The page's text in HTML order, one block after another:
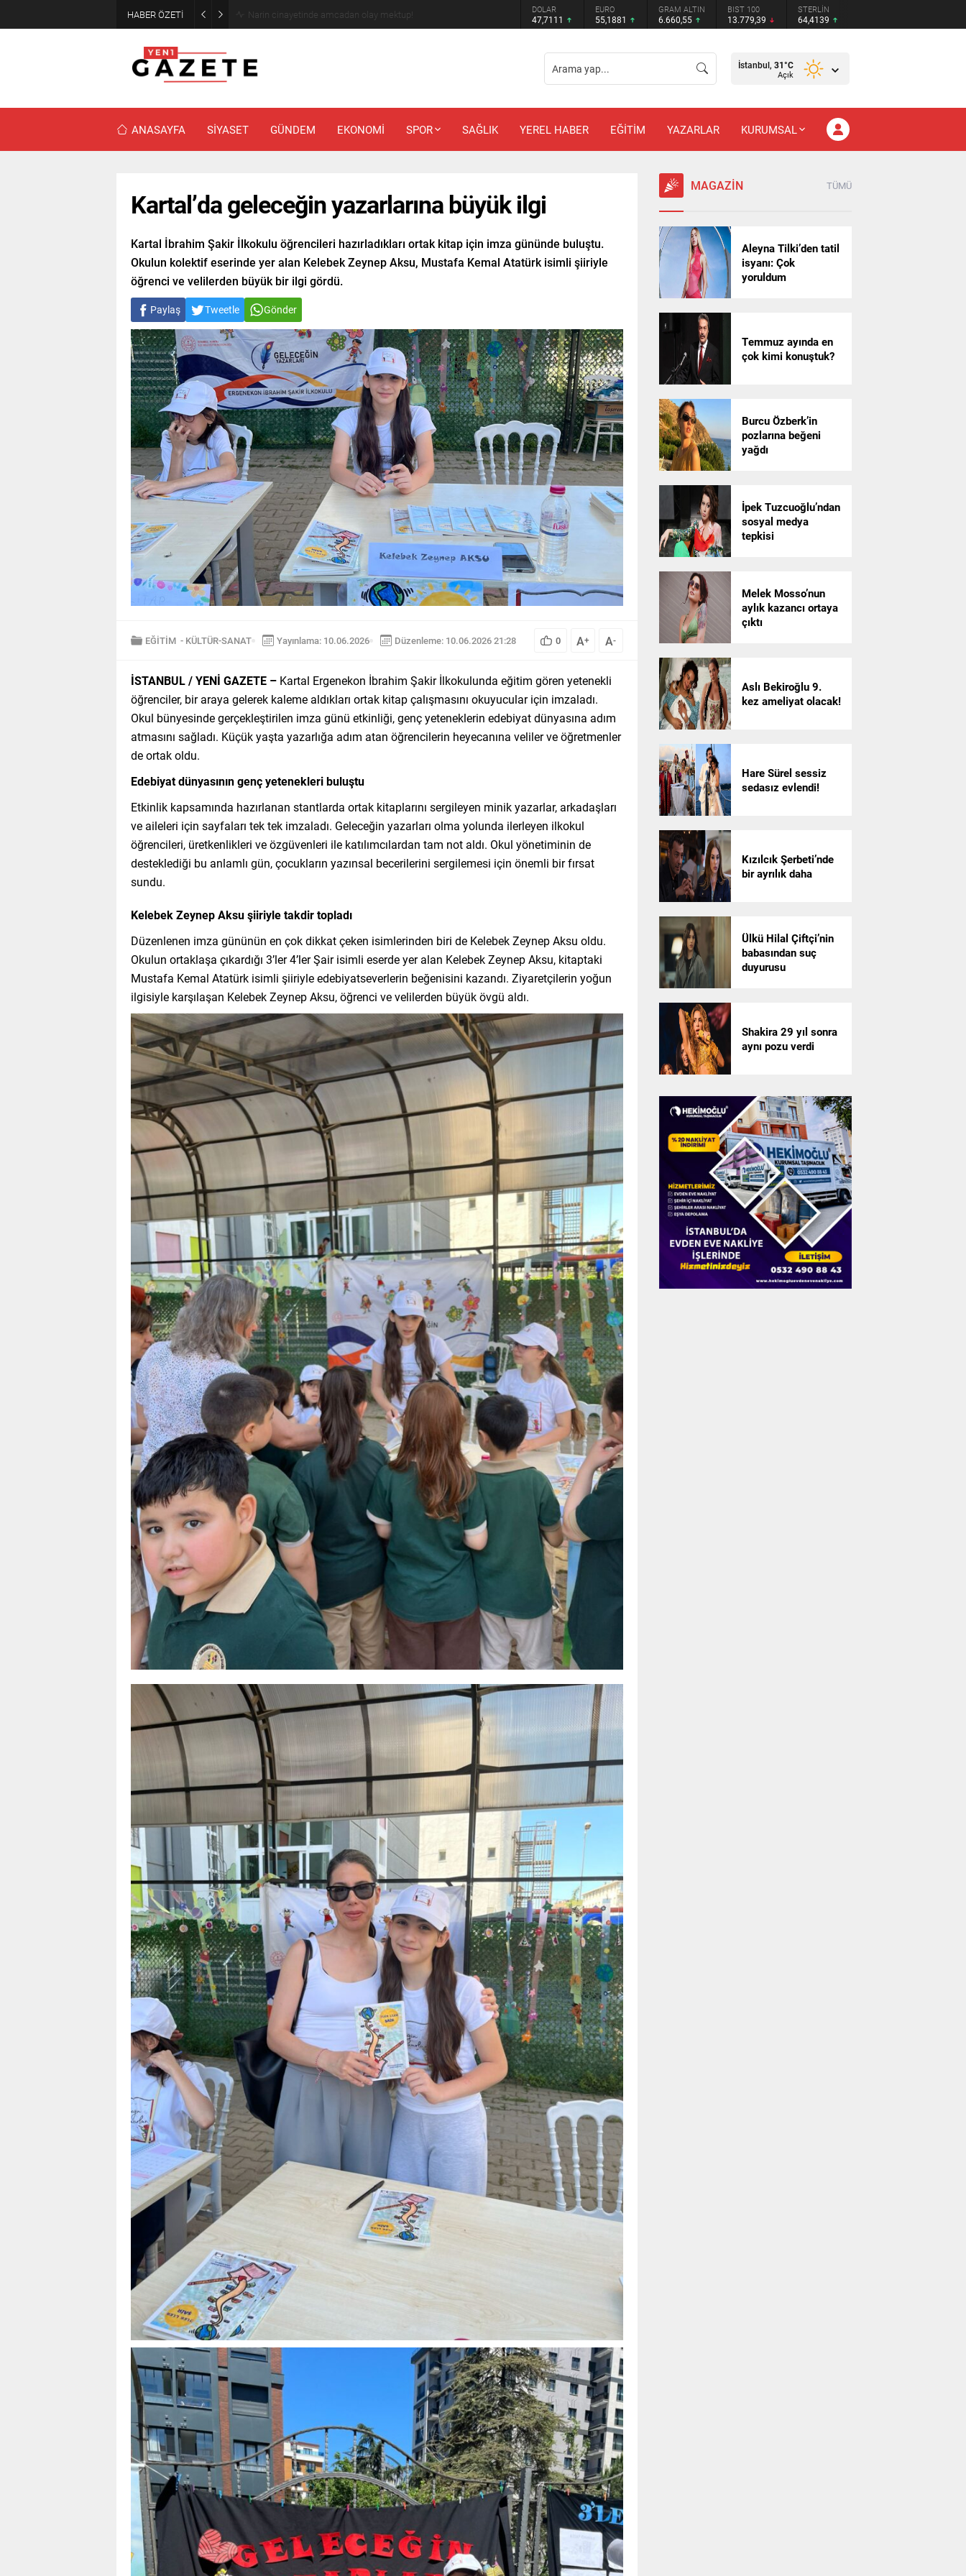
HABER ÖZETİ Narin cinayetinde amcadan olay mektup! DOLAR
47,7111
EURO
55,1881
GRAM ALTIN
6.660,55
BIST 100
13.779,39
STERLİN
64,4139
İstanbul, 31°C
Açık
ANASAYFA SİYASET GÜNDEM EKONOMİ SPOR SAĞLIK YEREL HABER EĞİTİM YAZARLAR KURUMSAL
Kartal’da geleceğin yazarlarına büyük ilgi
Kartal İbrahim Şakir İlkokulu öğrencileri hazırladıkları ortak kitap için imza gününde buluştu.
Okulun kolektif eserinde yer alan Kelebek Zeynep Aksu, Mustafa Kemal Atatürk isimli şiiriyle
öğrenci ve velilerden büyük bir ilgi gördü.
Paylaş Tweetle Gönder
EĞİTİM - KÜLTÜR-SANAT Yayınlama: 10.06.2026 Düzenleme: 10.06.2026 21:28 0 A+ A-
İSTANBUL / YENİ GAZETE – Kartal Ergenekon İbrahim Şakir İlkokulunda eğitim gören yetenekli
öğrenciler, bir araya gelerek kaleme aldıkları ortak kitap çalışmasını okuyucular için imzaladı.
Okul bünyesinde gerçekleştirilen imza günü etkinliği, genç yeteneklerin edebiyat dünyasına adım
atmasını sağladı. Küçük yaşta yazarlığa adım atan öğrencilerin heyecanına veliler ve öğretmenler
de ortak oldu.
Edebiyat dünyasının genç yetenekleri buluştu
Etkinlik kapsamında hazırlanan stantlarda ortak kitaplarını sergileyen minik yazarlar, arkadaşları
ve aileleri için sayfaları tek tek imzaladı. Geleceğin yazarları olma yolunda ilerleyen ilkokul
öğrencileri, üretkenlikleri ve özgüvenleri ile katılımcılardan tam not aldı. Okul yönetiminin de
desteklediği bu anlamlı gün, çocukların yazınsal becerilerini sergilemesi için önemli bir fırsat
sundu.
Kelebek Zeynep Aksu şiiriyle takdir topladı
Düzenlenen imza gününün en çok dikkat çeken isimlerinden biri de Kelebek Zeynep Aksu oldu.
Okulun ortaklaşa çıkardığı 3’ler 4’ler Şair isimli eserde yer alan Kelebek Zeynep Aksu, kitaptaki
Mustafa Kemal Atatürk isimli şiiriyle edebiyatseverlerin beğenisini kazandı. Ziyaretçilerin yoğun
ilgisiyle karşılaşan Kelebek Zeynep Aksu, öğrenci ve velilerden büyük övgü aldı.
MAGAZİN TÜMÜ
Aleyna Tilki’den tatil
isyanı: Çok
yoruldum
Temmuz ayında en
çok kimi konuştuk?
Burcu Özberk’in
pozlarına beğeni
yağdı
İpek Tuzcuoğlu’ndan
sosyal medya
tepkisi
Melek Mosso’nun
aylık kazancı ortaya
çıktı
Aslı Bekiroğlu 9.
kez ameliyat olacak!
Hare Sürel sessiz
sedasız evlendi!
Kızılcık Şerbeti’nde
bir ayrılık daha
Ülkü Hilal Çiftçi’nin
babasından suç
duyurusu
Shakira 29 yıl sonra
aynı pozu verdi